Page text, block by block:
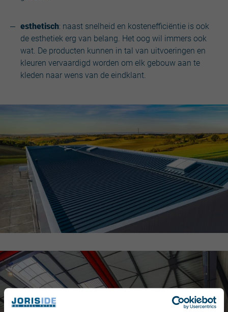
esthetisch: naast snelheid en kostenefficiëntie is ook
de esthetiek erg van belang. Het oog wil immers ook
wat. De producten kunnen in tal van uitvoeringen en
kleuren vervaardigd worden om elk gebouw aan te
kleden naar wens van de eindklant.